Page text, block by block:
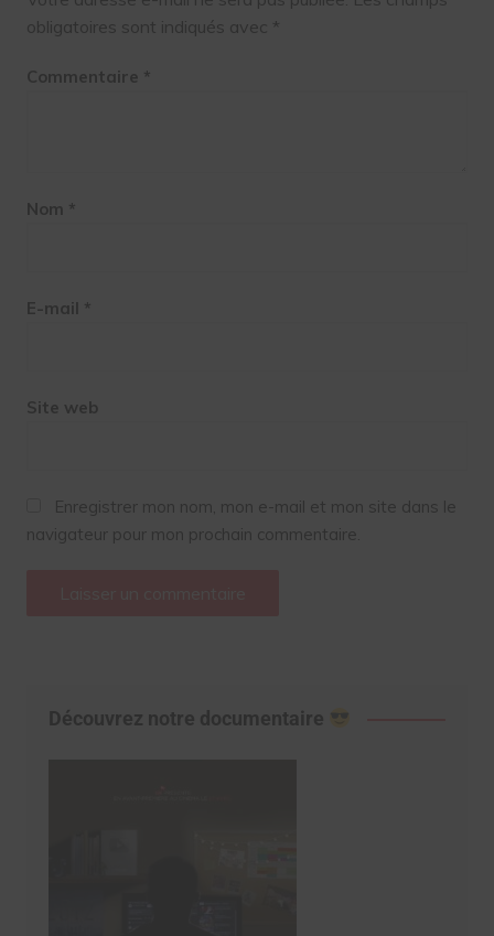
obligatoires sont indiqués avec *
Commentaire *
Nom *
E-mail *
Site web
Enregistrer mon nom, mon e-mail et mon site dans le
navigateur pour mon prochain commentaire.
Découvrez notre documentaire